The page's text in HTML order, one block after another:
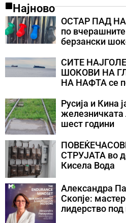
Најново
ОСТАР ПАД
по
берзански
СИТЕ
ШОКОВИ НА
НА НАФТА се
Русија и Кина
железничката
шест години
СТРУЈАТА во
Кисела Вода
Александра
Скопје:
лидерство под